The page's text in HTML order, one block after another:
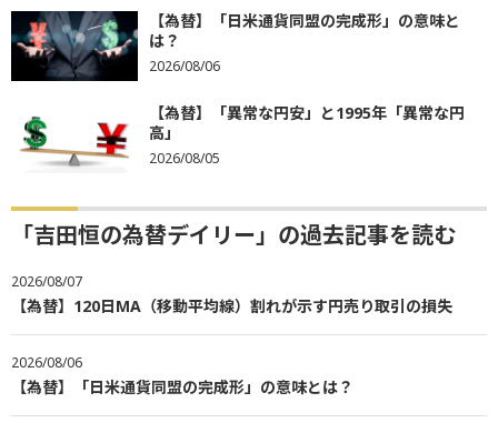
【為替】「日米通貨同盟の完成形」の意味と
は？
2026/08/06
【為替】「異常な円安」と1995年「異常な円
高」
2026/08/05
「吉田恒の為替デイリー」の過去記事を読む
2026/08/07
【為替】120日MA（移動平均線）割れが示す円売り取引の損失
2026/08/06
【為替】「日米通貨同盟の完成形」の意味とは？